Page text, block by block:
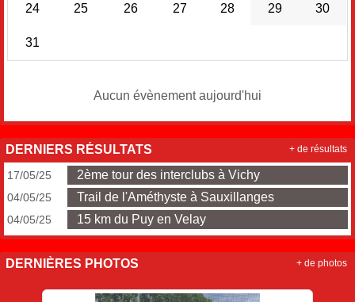
24 25 26 27 28 29 30
31
Aucun évènement aujourd'hui
DERNIERS RÉSULTATS
17/05/25 2ème tour des interclubs à Vichy
04/05/25 Trail de l'Améthyste à Sauxillanges
04/05/25 15 km du Puy en Velay
+ de résultats
DERNIÈRES PHOTOS + de photos